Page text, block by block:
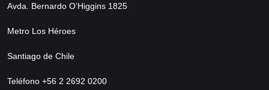
Avda. Bernardo O’Higgins 1825
Metro Los Héroes
Santiago de Chile
Teléfono +56 2 2692 0200